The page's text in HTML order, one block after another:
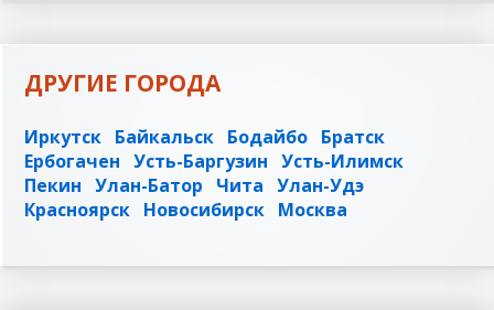
ДРУГИЕ ГОРОДА
Иркутск Байкальск Бодайбо Братск
Ербогачен Усть-Баргузин Усть-Илимск
Пекин Улан-Батор Чита Улан-Удэ
Красноярск Новосибирск Москва